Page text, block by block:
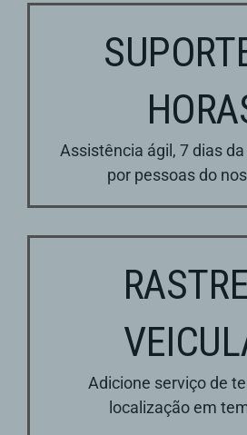
Assistência ágil, 7 dias
por pessoas do
Adicione serviço de
localização em